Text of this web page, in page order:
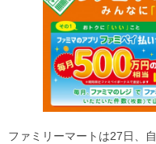
ファミリーマートは27日、